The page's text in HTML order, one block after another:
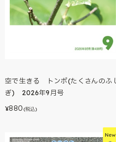
空で生きる トンボ(たくさんのふ
ぎ) 2026年9月号
¥880 (税込)